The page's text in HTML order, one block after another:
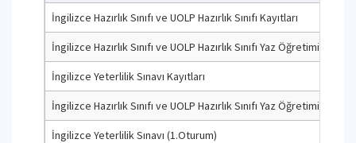
İngilizce Hazırlık Sınıfı ve UOLP Hazırlık Sınıfı Kayıtları
İngilizce Hazırlık Sınıfı ve UOLP Hazırlık Sınıfı Yaz Öğretimi
İngilizce Yeterlilik Sınavı Kayıtları
İngilizce Hazırlık Sınıfı ve UOLP Hazırlık Sınıfı Yaz Öğretimi Sonu
İngilizce Yeterlilik Sınavı (1.Oturum)